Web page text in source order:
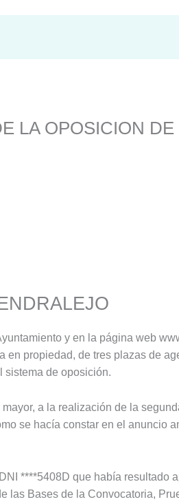
LA OPOSICION
y en la página web
en propiedad, de tres plazas de
sistema de oposición.
a la realización de la
se hacía constar en el anuncio
****5408D que había resultado
las Bases de la Convocatoria,